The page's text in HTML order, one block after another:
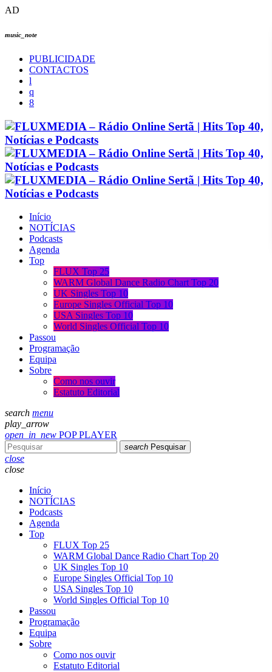
AD
music_note
PUBLICIDADE
CONTACTOS
Início
NOTÍCIAS
Podcasts
Agenda
Top
FLUX Top 25
WARM Global Dance Radio Chart Top 20
UK Singles Top 10
Europe Singles Official Top 10
USA Singles Top 10
World Singles Official Top 10
Passou
Programação
Equipa
Sobre
Como nos ouvir
Estatuto Editorial
search menu
play_arrow
open_in_new POP PLAYER
search Pesquisar
close
close
Início
NOTÍCIAS
Podcasts
Agenda
Top
FLUX Top 25
WARM Global Dance Radio Chart Top 20
UK Singles Top 10
Europe Singles Official Top 10
USA Singles Top 10
World Singles Official Top 10
Passou
Programação
Equipa
Sobre
Como nos ouvir
Estatuto Editorial